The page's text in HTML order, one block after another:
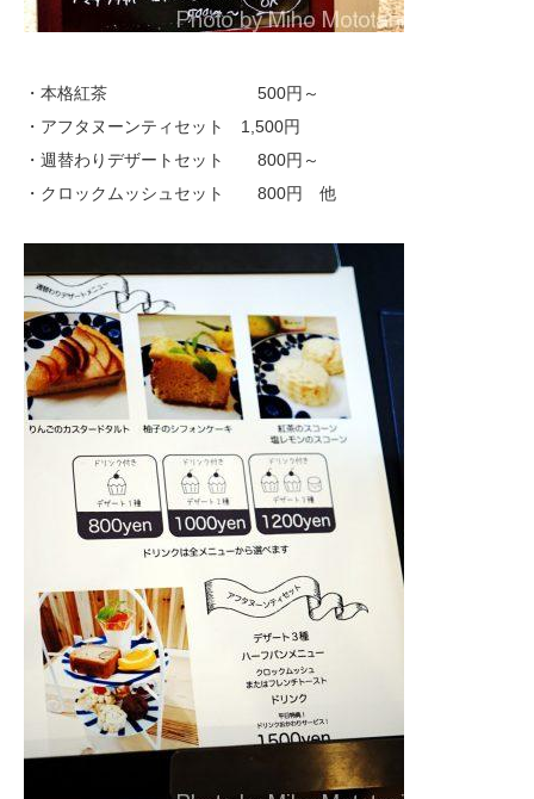
・本格紅茶 500円～
・アフタヌーンティセット 1,500円
・週替わりデザートセット 800円～
・クロックムッシュセット 800円 他